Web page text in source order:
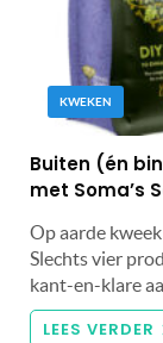
KWEKEN
Buiten (én
met Soma’s
Op aarde
Slechts vier
kant-en-klare
LEES VERDER